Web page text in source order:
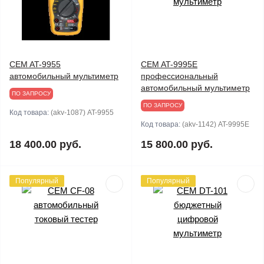
CEM AT-9955
автомобильный мультиметр
ПО ЗАПРОСУ
Код товара: (akv-1087) AT-9955
18 400.00 руб.
CEM AT-9995E
профессиональный
автомобильный мультиметр
ПО ЗАПРОСУ
Код товара: (akv-1142) AT-9995E
15 800.00 руб.
Популярный Популярный